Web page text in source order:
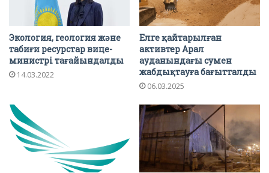
Экология, геология және
табиғи ресурстар вице-
министрі тағайындалды
14.03.2022
Елге қайтарылған
активтер Арал
ауданындағы сумен
жабдықтауға бағытталды
06.03.2025